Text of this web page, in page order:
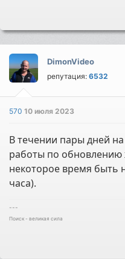
DimonVideo
репутация:6532
57010 июля 2023
В течении пары дней
работы по обновлению
некоторое время быть
часа).
---
Поиск - великая сила